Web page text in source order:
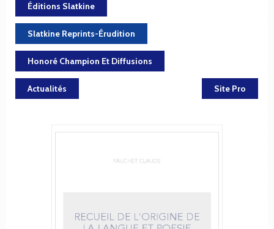
Éditions Slatkine
Slatkine Reprints-Érudition
Honoré Champion Et Diffusions
Actualités Site Pro